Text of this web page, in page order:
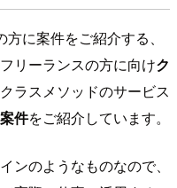
に案件をご紹介する、
リーランスの方に向けク
ラスメソッドのサービス
件をご紹介しています。
ンのようなものなので、